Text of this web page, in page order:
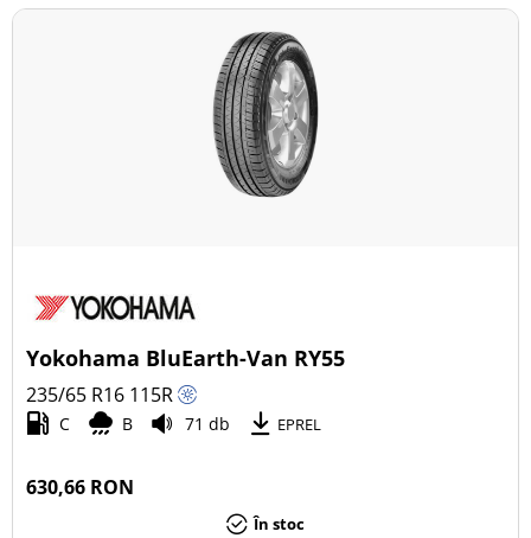
Yokohama BluEarth-Van RY55
235/65 R16 115R
C B 71 db EPREL
630,66 RON
În stoc